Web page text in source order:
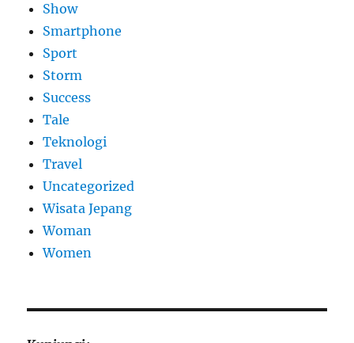
Show
Smartphone
Sport
Storm
Success
Tale
Teknologi
Travel
Uncategorized
Wisata Jepang
Woman
Women